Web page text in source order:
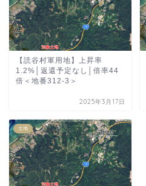
【読谷村軍用地】上昇率
1.2%│返還予定なし│倍率44
倍＜地番312-3＞
2025年3月17日
土地